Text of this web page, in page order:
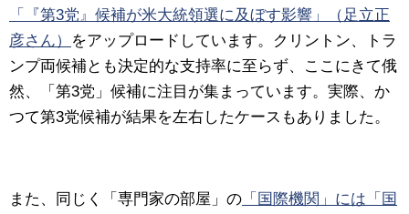
「『第3党』候補が米大統領選に及ぼす影響」（足立正
彦さん）
をアップロードしています。
クリントン、トラ
ンプ両候補とも決定的な支持率に至らず、ここにきて俄
然、「第3党」候補に注目が集まっています。実際、か
つて第3党候補が結果を左右したケースもありました。
また、同じく「専門家の部屋」の 「国際機関」には「国